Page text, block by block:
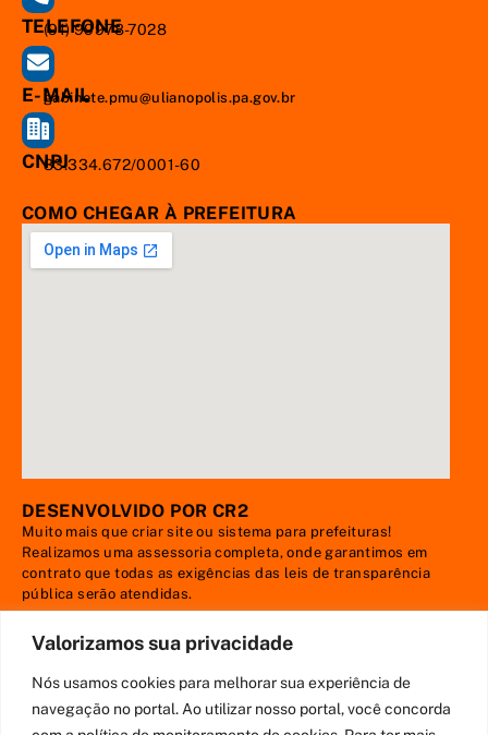
Valorizamos sua privacidade
Nós usamos cookies para melhorar sua experiência de
navegação no portal. Ao utilizar nosso portal, você concorda
TELEFONE
(91) 99978-7028
E-MAIL
gabinete.pmu@ulianopolis.pa.gov.br
CNPJ83.334.672/0001-60
COMO CHEGAR À PREFEITURA
DESENVOLVIDO POR CR2
Muito mais quecriar site ou sistema para prefeituras!
Realizamos umaassessoria completa, onde garantimos em
contrato que todas as exigências das leis de transparência
pública serão atendidas.
Conheça oPNTPe o Radar da Transparência Pública